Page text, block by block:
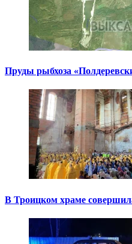
Пруды рыбхоза
В Троицком храме